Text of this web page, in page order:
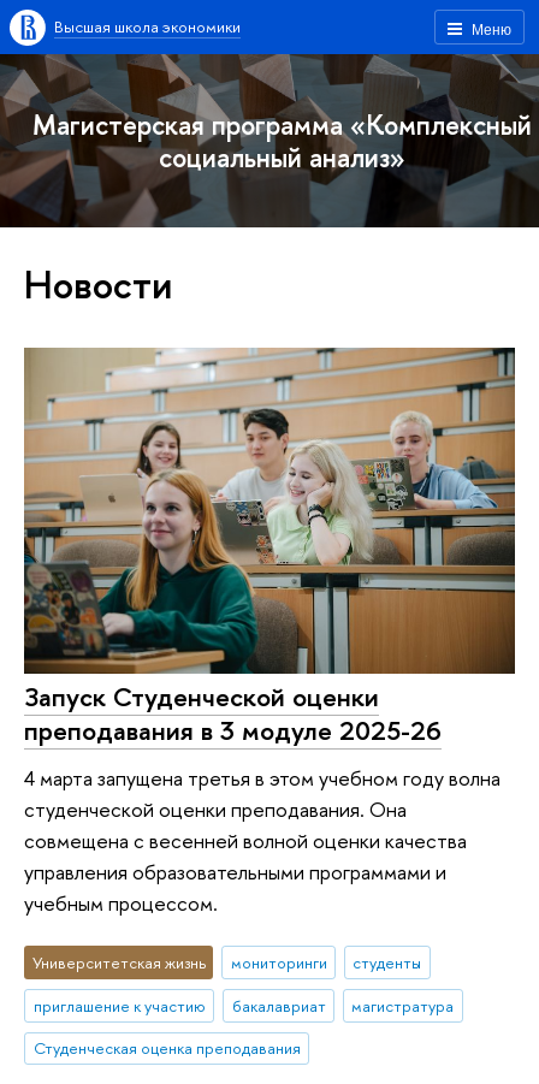
Меню
Высшая школа экономики
Магистерская программа «Комплексный
социальный анализ»
Новости
Запуск Студенческой оценки
преподавания в 3 модуле 2025-26
4 марта запущена третья в этом учебном году волна
студенческой оценки преподавания. Она
совмещена с весенней волной оценки качества
управления образовательными программами и
учебным процессом.
Университетская жизнь мониторинги
студенты
приглашение к участию
бакалавриат
магистратура
Студенческая оценка преподавания